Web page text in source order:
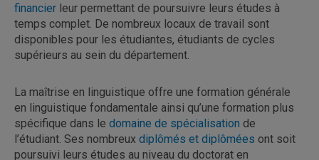
financier leur permettant de poursuivre leurs études à
temps complet. De nombreux locaux de travail sont
disponibles pour les étudiantes, étudiants de cycles
supérieurs au sein du département.
La maîtrise en linguistique offre une formation générale
en linguistique fondamentale ainsi qu’une formation plus
spécifique dans le domaine de spécialisation de
l’étudiant. Ses nombreux diplômés et diplômées ont soit
poursuivi leurs études au niveau du doctorat en